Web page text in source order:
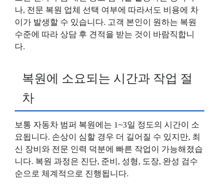
나, 전문 복원 업체 선택 여부에 따라서도 비용에 차
이가 발생할 수 있습니다. 고객 본인이 원하는 복원
수준에 따라 상담 후 견적을 받는 것이 바람직합니
다.
복원에 소요되는 시간과 작업 절
차
보통 자동차 범퍼 복원에는 1~3일 정도의 시간이 소
요됩니다. 손상이 심할 경우 더 길어질 수 있지만, 최
신 장비와 전문 인력 덕분에 빠른 작업이 가능해졌습
니다. 복원 과정은 진단, 준비, 성형, 도장, 완성 검수
순으로 체계적으로 진행됩니다.